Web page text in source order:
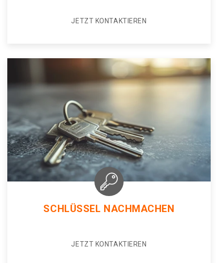
JETZT KONTAKTIEREN
SCHLÜSSEL NACHMACHEN
JETZT KONTAKTIEREN